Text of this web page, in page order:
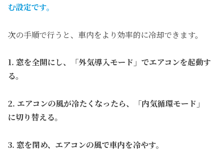
む設定です。
次の手順で行うと、車内をより効率的に冷却できます。
1. 窓を全開にし、「外気導入モード」でエアコンを起動す
る。
2. エアコンの風が冷たくなったら、「内気循環モード」
に切り替える。
3. 窓を閉め、エアコンの風で車内を冷やす。